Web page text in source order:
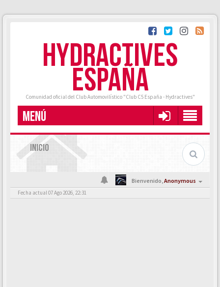
HYDRACTIVES
ESPAÑA
Comunidad oficial del Club Automovilístico "Club C5 España - Hydractives"
MENÚ
INICIO
Bienvenido,Anonymous
Fecha actual 07 Ago 2026, 22:31